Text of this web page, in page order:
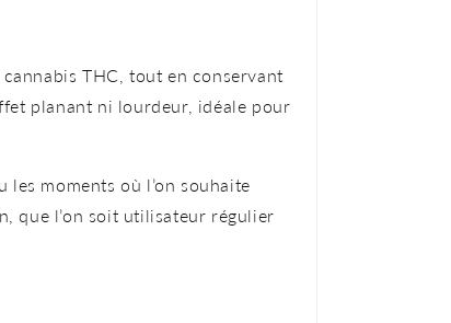
THC, tout en conservant
planant ni lourdeur, idéale pour
moments où l’on souhaite
que l’on soit utilisateur régulier